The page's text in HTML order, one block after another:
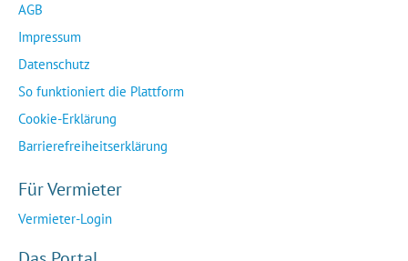
AGB
Impressum
Datenschutz
So funktioniert die Plattform
Cookie-Erklärung
Barrierefreiheitserklärung
Für Vermieter
Vermieter-Login